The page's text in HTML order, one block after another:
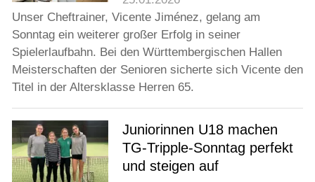
Verein
Mannschaften
Jugend
Training
Unser Cheftrainer, Vicente Jiménez, gelang am
Sonntag ein weiterer großer Erfolg in seiner
Spielerlaufbahn. Bei den Württembergischen Hallen
Meisterschaften der Senioren sicherte sich Vicente den
Titel in der Altersklasse Herren 65.
Juniorinnen U18 machen
TG-Tripple-Sonntag perfekt
und steigen auf